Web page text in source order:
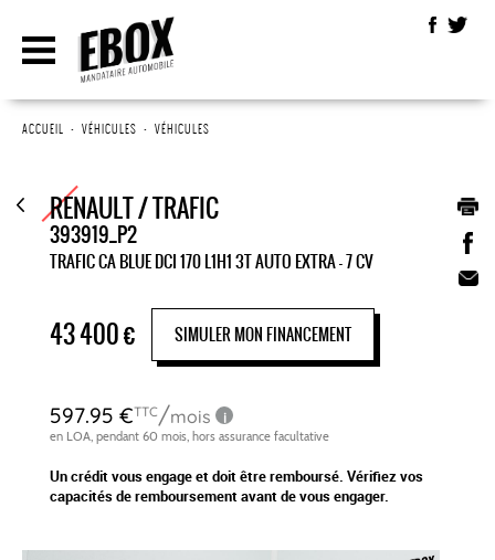
ACCUEIL • VÉHICULES • VÉHICULES
RENAULT / TRAFIC
393919_P2
TRAFIC CA BLUE DCI 170 L1H1 3T AUTO EXTRA - 7 CV
43 400€ SIMULER MON FINANCEMENT
Un crédit vous engage et doit être remboursé. Vérifiez vos
capacités de remboursement avant de vous engager.